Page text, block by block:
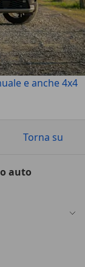
e anche 4x4
Torna su
auto